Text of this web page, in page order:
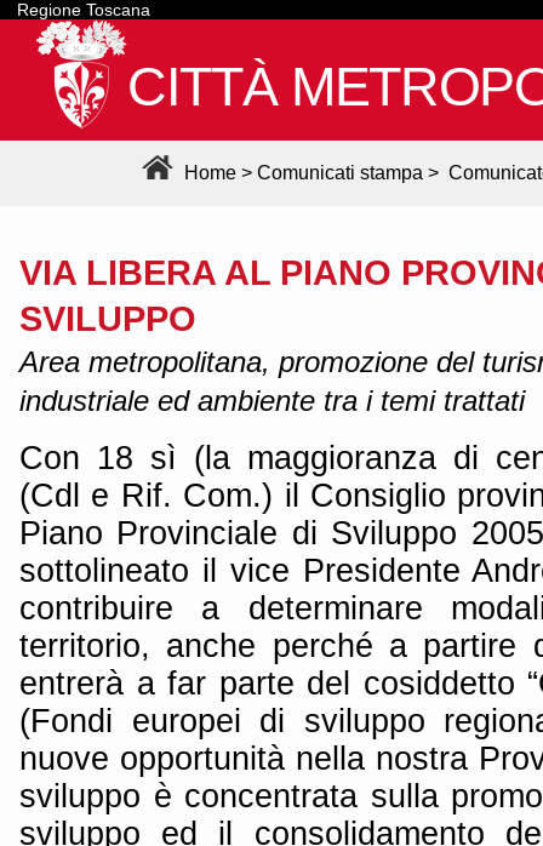
Regione Toscana
CITTÀ
Home > Comunicati stampa >
VIA LIBERA AL PIANO
SVILUPPO
Area metropolitana, promozione del
industriale ed ambiente tra i temi trattati
Con 18 sì (la maggioranza di
(Cdl e Rif. Com.) il Consiglio
Piano Provinciale di Sviluppo
sottolineato il vice Presidente
contribuire a determinare
territorio, anche perché a partire
entrerà a far parte del cosiddetto
(Fondi europei di sviluppo
nuove opportunità nella nostra
sviluppo è concentrata sulla
sviluppo ed il consolidamento